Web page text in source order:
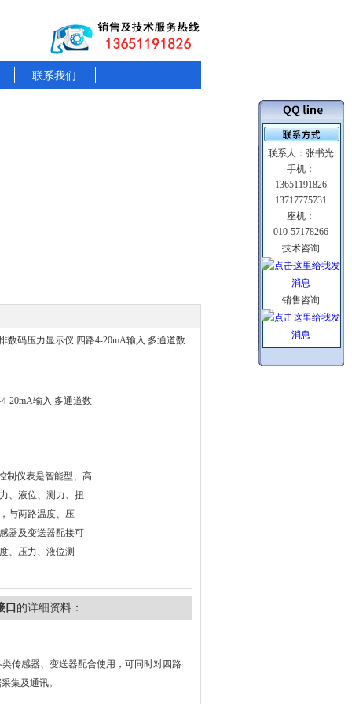
联系我们
数码压力显示仪 四路4-20mA输入 多通道数
20mA输入 多通道数
制仪表是智能型、高
、液位、测力、扭
与两路温度、压
器及变送器配接可
、压力、液位测
口 的详细资料：
类传感器、变送器配合使用，可同时对四路
集及通讯。
联系人：张书光
手机：
13651191826
13717775731
座机：
010-57178266
技术咨询
销售咨询